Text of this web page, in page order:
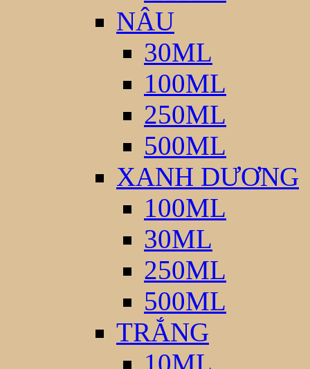
NÂU
30ML
100ML
250ML
500ML
XANH DƯƠNG
100ML
30ML
250ML
500ML
TRẮNG